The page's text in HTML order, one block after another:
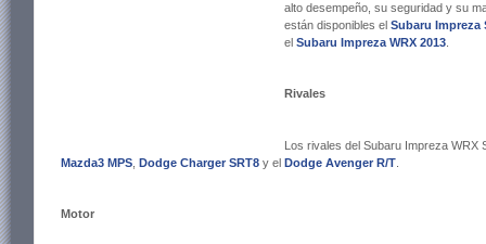
alto desempeño, su seguridad y su
están disponibles el Subaru Impreza
el Subaru Impreza WRX 2013
Rivales
Los rivales del Subaru Impreza WRX
Mazda3 MPS Dodge Charger SRT8 y el Dodge Avenger R/T
Motor